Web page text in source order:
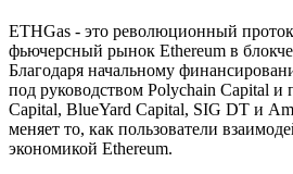
ETHGas - это революционный
фьючерсный рынок Ethereum в
Благодаря начальному
под руководством Polychain Capital и
Capital, BlueYard Capital, SIG DT и
меняет то, как пользователи
экономикой Ethereum.